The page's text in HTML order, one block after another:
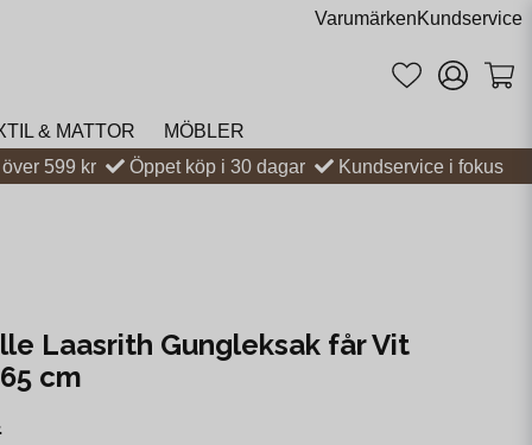
VarumärkenKundservice
& MATTOR
MÖBLER
599 kr
Öppet köp i 30 dagar Kundservice i fokus
Laasrith Gungleksak får Vit
cm